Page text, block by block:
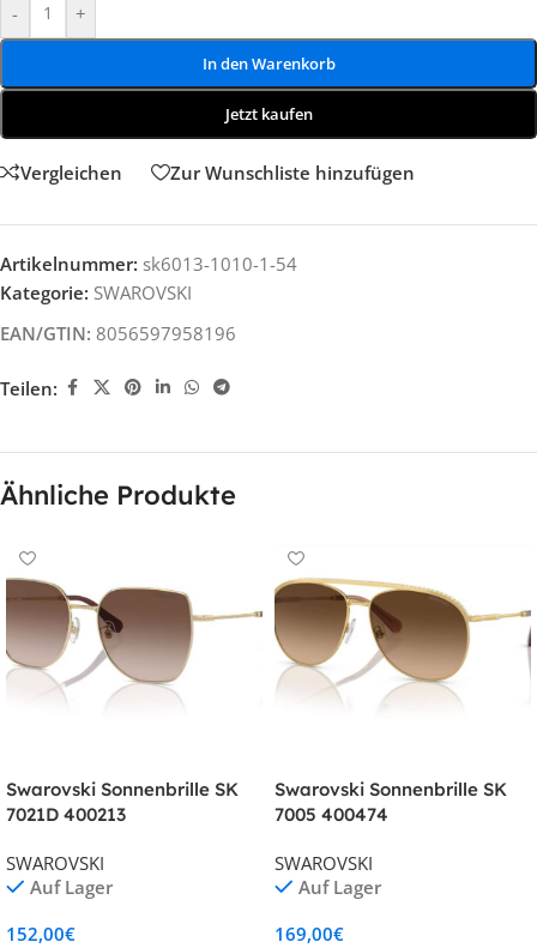
- +
In den Warenkorb
Jetzt kaufen
Vergleichen Zur Wunschliste hinzufügen
Artikelnummer: sk6013-1010-1-54
Kategorie: SWAROVSKI
EAN/GTIN: 8056597958196
Teilen:
Ähnliche Produkte
Swarovski Sonnenbrille SK
7021D 400213
SWAROVSKI
Auf Lager
152,00€
Swarovski Sonnenbrille SK
7005 400474
SWAROVSKI
Auf Lager
169,00€